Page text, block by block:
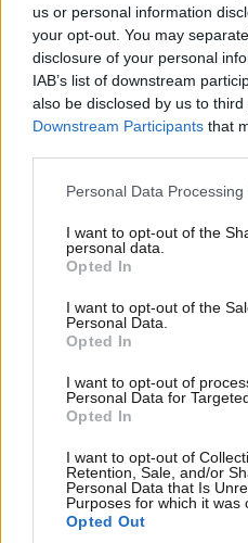
us or personal information
your opt-out. You may
disclosure of your personal
IAB’s list of downstream
also be disclosed by us to
Downstream Participants that
Please note that this website/
not limited to your visit or
grant or deny consent to
use your data for below
consent section.
Personal Data
I want to opt-out of the
personal data.
Opted In
I want to opt-out of the
Personal Data.
Opted In
I want to opt-out of
Personal Data for
Opted In
I want to opt-out of
Retention, Sale, and/or
Personal Data that Is
Purposes for which it was
Opted Out
Σοβαρό τροχαίο στη
«Παπαγεωργίου»
σύγκρουση